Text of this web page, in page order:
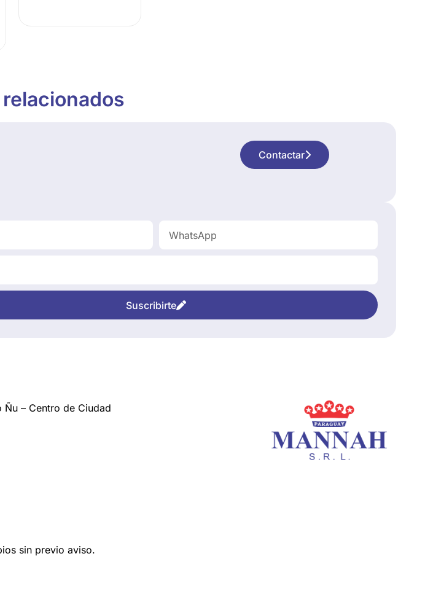
Contactar
Suscribirte
Ñu – Centro de Ciudad
sin previo aviso.